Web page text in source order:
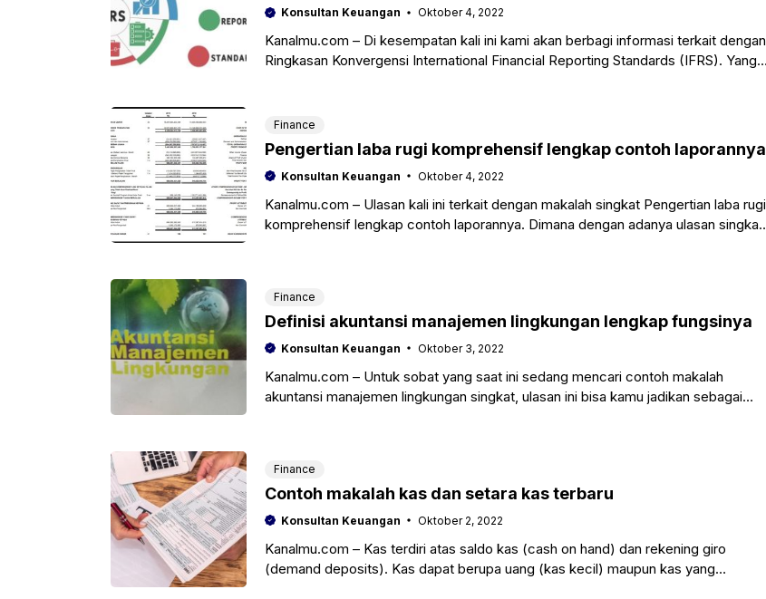
Konsultan Keuangan Oktober 4, 2022
Kanalmu.com – Di kesempatan kali ini kami akan berbagi informasi terkait dengan
Ringkasan Konvergensi International Financial Reporting Standards (IFRS). Yang
Finance
Pengertian laba rugi komprehensif lengkap contoh laporannya
Konsultan Keuangan Oktober 4, 2022
Kanalmu.com – Ulasan kali ini terkait dengan makalah singkat Pengertian laba rugi
komprehensif lengkap contoh laporannya. Dimana dengan adanya ulasan singkat
Finance
Definisi akuntansi manajemen lingkungan lengkap fungsinya
Konsultan Keuangan Oktober 3, 2022
Kanalmu.com – Untuk sobat yang saat ini sedang mencari contoh makalah
akuntansi manajemen lingkungan singkat, ulasan ini bisa kamu jadikan sebagai
Finance
Contoh makalah kas dan setara kas terbaru
Konsultan Keuangan Oktober 2, 2022
Kanalmu.com – Kas terdiri atas saldo kas (cash on hand) dan rekening giro
(demand deposits). Kas dapat berupa uang (kas kecil) maupun kas yang